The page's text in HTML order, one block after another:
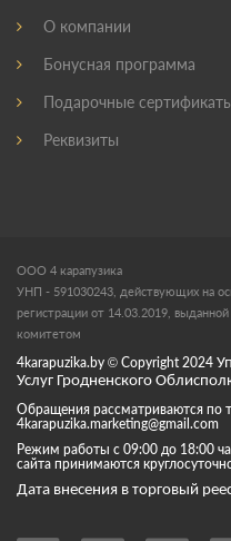
О компании
Бонусная программа
Подарочные
Реквизиты
ООО 4 карапузика
УНП - 591030243, действующих на
регистрации от 14.03.2019,
комитетом
4karapuzika.by © Copyright 2024
Услуг Гродненского
Обращения рассматриваются по
4karapuzika.marketing@gmail.com
Режим работы с 09:00 до 18:00
сайта принимаются
Дата внесения в торговый